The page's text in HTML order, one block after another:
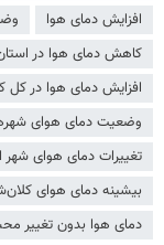
افزایش دمای هوا
کاهش دمای هوا در
افزایش دمای هوا در کل
وضعیت دمای هوای
تغییرات دمای هوای شهر
بیشینه دمای هوای
دمای هوا بدون تغییر